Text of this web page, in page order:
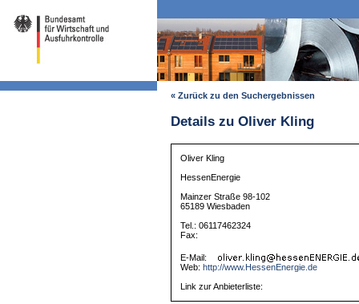
« Zurück zu den Suchergebnissen
Details zu Oliver Kling
Oliver Kling
HessenEnergie
Mainzer Straße 98-102
65189 Wiesbaden
Tel.: 06117462324
Fax:
E-Mail:
Web: http://www.HessenEnergie.de
Link zur Anbieterliste: